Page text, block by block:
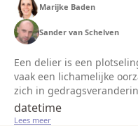
Marijke Baden
Sander van Schelven
Een delier is een
vaak een lichamelijke
zich in
zoals onrust, wantrouwen
last hebben...
datetime
Lees meer